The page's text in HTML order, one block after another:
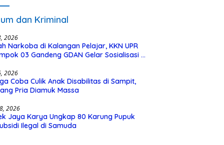
dan Kriminal
2026
Narkoba di Kalangan Pelajar, KKN UPR
03 Gandeng GDAN Gelar Sosialisasi di
2026
Coba Culik Anak Disabilitas di Sampit,
Pria Diamuk Massa
2026
Jaya Karya Ungkap 80 Karung Pupuk
Ilegal di Samuda